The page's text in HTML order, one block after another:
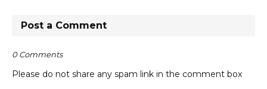
Post a Comment
0 Comments
Please do not share any spam link in the comment box